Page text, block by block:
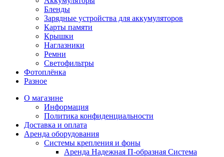
Бленды
Зарядные устройства для аккумуляторов
Карты памяти
Крышки
Наглазники
Ремни
Светофильтры
Фотоплёнка
Разное
О магазине
Информация
Политика конфиденциальности
Доставка и оплата
Аренда оборудования
Системы крепления и фоны
Аренда Надежная П-образная Система